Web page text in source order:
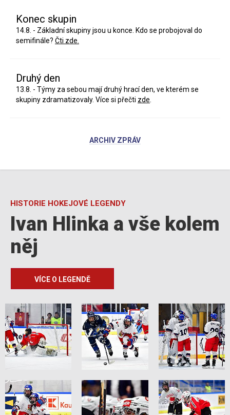
Konec skupin
14.8. - Základní skupiny jsou u konce. Kdo se probojoval do
semifinále? Čti zde.
Druhý den
13.8. - Týmy za sebou mají druhý hrací den, ve kterém se
skupiny zdramatizovaly. Více si přečti zde
ARCHIV ZPRÁV
HISTORIE HOKEJOVÉ LEGENDY
Ivan Hlinka a vše kolem
něj
VÍCE O LEGENDĚ